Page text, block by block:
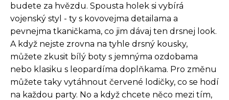
budete za hvězdu. Spousta holek si vybírá
vojenský styl - ty s kovovejma detailama a
pevnejma tkaničkama, co jim dávaj ten drsnej look.
A když nejste zrovna na tyhle drsný kousky,
můžete zkusit bílý boty s jemnýma ozdobama
nebo klasiku s leopardíma doplňkama. Pro změnu
můžete taky vytáhnout červené lodičky, co se hodí
na každou party. No a když chcete něco mezi tím,